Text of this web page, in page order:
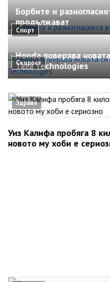
Спорт
Борбите и
продължават
Скорост
Honda поверява
Tata Technologies
Здраве
Уиз Калифа пробяга 8
новото му хоби е